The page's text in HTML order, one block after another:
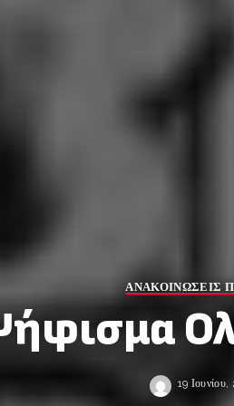
ΑΝΑΚΟΙΝΩΣΕΙΣ
19